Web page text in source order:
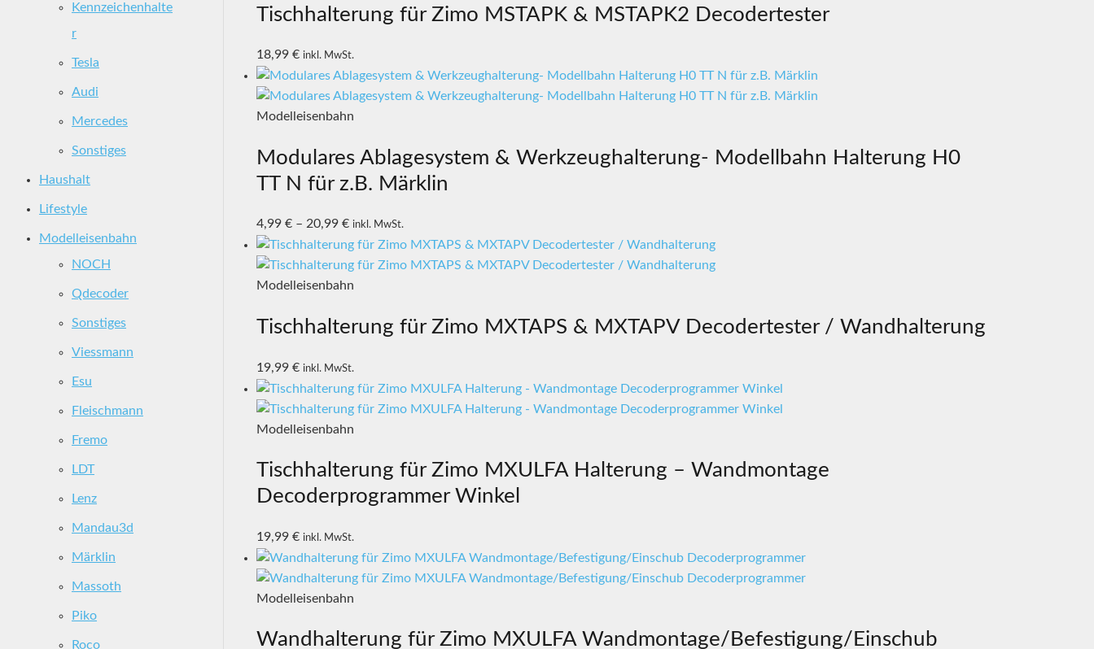
Kennzeichenhalte
r
Tesla
Audi
Mercedes
Sonstiges
Haushalt
Lifestyle
Modelleisenbahn
NOCH
Qdecoder
Sonstiges
Viessmann
Esu
Fleischmann
Fremo
LDT
Lenz
Mandau3d
Märklin
Massoth
Piko
Roco
Tischhalterung für Zimo MSTAPK & MSTAPK2 Decodertester
18,99 € inkl. MwSt.
Modelleisenbahn
Modulares Ablagesystem & Werkzeughalterung- Modellbahn Halterung H0
TT N für z.B. Märklin
4,99 €– 20,99 € inkl. MwSt.
Modelleisenbahn
Tischhalterung für Zimo MXTAPS & MXTAPV Decodertester / Wandhalterung
19,99 € inkl. MwSt.
Modelleisenbahn
Tischhalterung für Zimo MXULFA Halterung – Wandmontage
Decoderprogrammer Winkel
19,99 € inkl. MwSt.
Modelleisenbahn
Wandhalterung für Zimo MXULFA Wandmontage/Befestigung/Einschub